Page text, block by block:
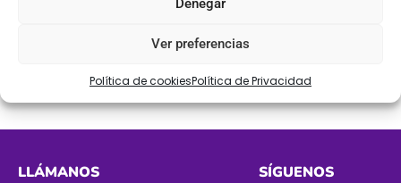
Denegar
Ver preferencias
Política de cookiesPolítica de Privacidad
Pasamanería dorada de 2cm de anchura
LLÁMANOS
SÍGUENOS